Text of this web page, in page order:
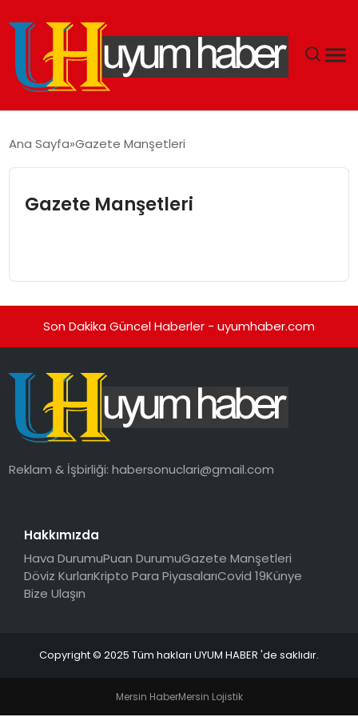
EKONOMI
SIYASET
SAĞLIK
MAGAZIN
YAŞAM
Ana Sayfa Gazete Manşetleri
Gazete Manşetleri
Son Dakika Güncel Haberler - uyumhaber.com
Reklam & İşbirliği:habersonuclari@gmail.com
Hakkımızda
Hava DurumuPuan DurumuGazete Manşetleri
Döviz KurlarıKripto Para PiyasalarıCovid 19Künye
Bize Ulaşın
Copyright © 2025 Tüm hakları UYUM HABER 'de saklıdır.
Mersin HaberMersin Lojistik